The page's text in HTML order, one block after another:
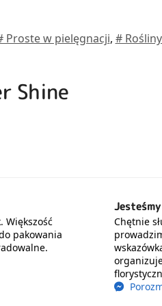
Proste w pielęgnacji, #
Shine
Większość
pakowania
Chętnie